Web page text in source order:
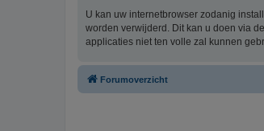
U kan uw internetbrowser zodanig
worden verwijderd. Dit kan u doen via
applicaties niet ten volle zal kunnen
Forumoverzicht